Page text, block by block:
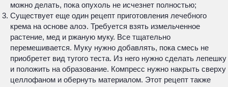
можно делать, пока опухоль не исчезнет полностью;
Существует еще один рецепт приготовления лечебного
крема на основе алоэ. Требуется взять измельченное
растение, мед и ржаную муку. Все тщательно
перемешивается. Муку нужно добавлять, пока смесь не
приобретет вид тугого теста. Из него нужно сделать лепешку
и положить на образование. Компресс нужно накрыть сверху
целлофаном и обернуть материалом. Этот рецепт также